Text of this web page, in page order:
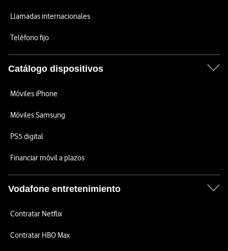
Llamadas internacionales
Teléfono fijo
Catálogo dispositivos
Móviles iPhone
Móviles Samsung
PS5 digital
Financiar móvil a plazos
Vodafone entretenimiento
Contratar Netflix
Contratar HBO Max